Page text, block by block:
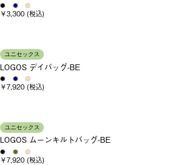
￥3,300 (税込)
ユニセックス
LOGOS デイバッグ-BE
￥7,920 (税込)
ユニセックス
LOGOS ムーンキルトバッグ-BE
￥7,920 (税込)